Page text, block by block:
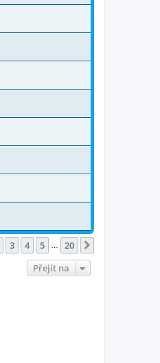
z
3 4 5 20
Přejít na